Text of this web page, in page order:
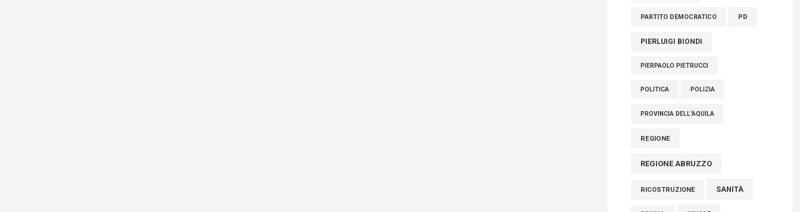
PARTITO DEMOCRATICO PD
PIERLUIGI BIONDI
PIERPAOLO PIETRUCCI
POLITICA POLIZIA
PROVINCIA DELL'AQUILA
REGIONE
REGIONE ABRUZZO
RICOSTRUZIONE SANITÀ